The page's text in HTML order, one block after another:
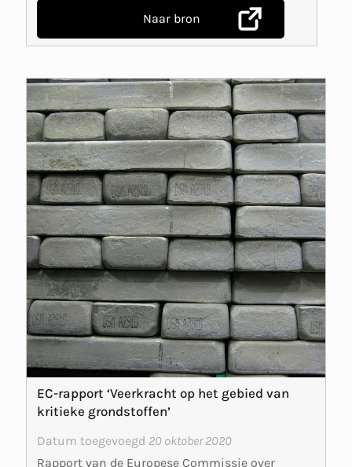
Naar bron
EC-rapport ‘Veerkracht op het gebied van
kritieke grondstoffen’
Datum toegevoegd 20 oktober 2020
Rapport van de Europese Commissie over